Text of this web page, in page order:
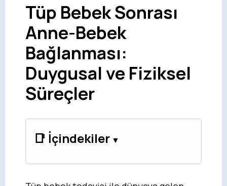
Tüp Bebek Sonrası
Anne-Bebek
Bağlanması:
Duygusal ve Fiziksel
Süreçler
📑 İçindekiler